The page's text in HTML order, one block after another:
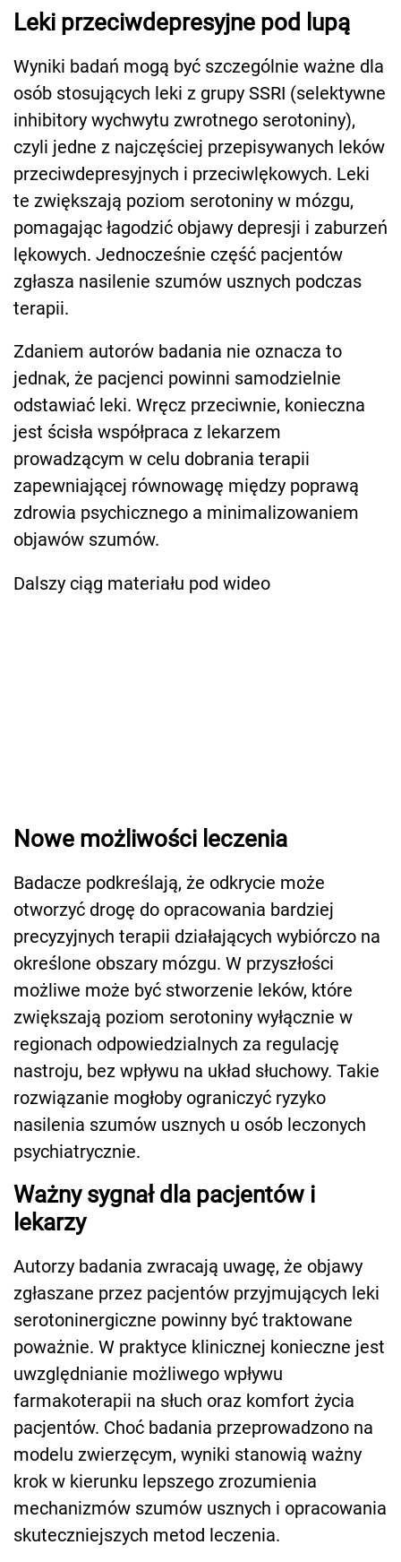
Leki przeciwdepresyjne pod lupą
Wyniki badań mogą być szczególnie ważne dla
osób stosujących leki z grupy SSRI (selektywne
inhibitory wychwytu zwrotnego serotoniny),
czyli jedne z najczęściej przepisywanych leków
przeciwdepresyjnych i przeciwlękowych. Leki
te zwiększają poziom serotoniny w mózgu,
pomagając łagodzić objawy depresji i zaburzeń
lękowych. Jednocześnie część pacjentów
zgłasza nasilenie szumów usznych podczas
terapii.
Zdaniem autorów badania nie oznacza to
jednak, że pacjenci powinni samodzielnie
odstawiać leki. Wręcz przeciwnie, konieczna
jest ścisła współpraca z lekarzem
prowadzącym w celu dobrania terapii
zapewniającej równowagę między poprawą
zdrowia psychicznego a minimalizowaniem
objawów szumów.
Dalszy ciąg materiału pod wideo
Nowe możliwości leczenia
Badacze podkreślają, że odkrycie może
otworzyć drogę do opracowania bardziej
precyzyjnych terapii działających wybiórczo na
określone obszary mózgu. W przyszłości
możliwe może być stworzenie leków, które
zwiększają poziom serotoniny wyłącznie w
regionach odpowiedzialnych za regulację
nastroju, bez wpływu na układ słuchowy. Takie
rozwiązanie mogłoby ograniczyć ryzyko
nasilenia szumów usznych u osób leczonych
psychiatrycznie.
Ważny sygnał dla pacjentów i
lekarzy
Autorzy badania zwracają uwagę, że objawy
zgłaszane przez pacjentów przyjmujących leki
serotoninergiczne powinny być traktowane
poważnie. W praktyce klinicznej konieczne jest
uwzględnianie możliwego wpływu
farmakoterapii na słuch oraz komfort życia
pacjentów. Choć badania przeprowadzono na
modelu zwierzęcym, wyniki stanowią ważny
krok w kierunku lepszego zrozumienia
mechanizmów szumów usznych i opracowania
skuteczniejszych metod leczenia.